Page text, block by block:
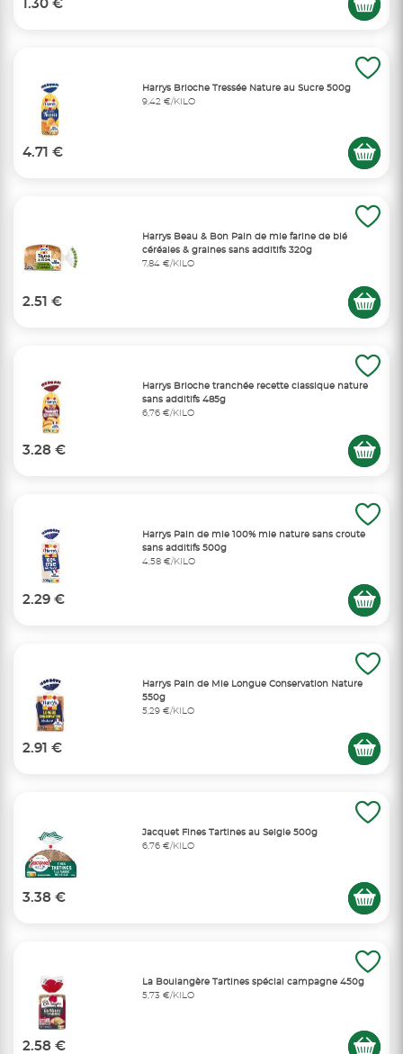
1.30 €
Harrys Brioche Tressée Nature au Sucre 500g
9,42 €/KILO
4.71 €
Harrys Beau & Bon Pain de mie farine de blé
céréales & graines sans additifs 320g
7,84 €/KILO
2.51 €
Harrys Brioche tranchée recette classique nature
sans additifs 485g
6,76 €/KILO
3.28 €
Harrys Pain de mie 100% mie nature sans croute
sans additifs 500g
4,58 €/KILO
2.29 €
Harrys Pain de Mie Longue Conservation Nature
550g
5,29 €/KILO
2.91 €
Jacquet Fines Tartines au Seigle 500g
6,76 €/KILO
3.38 €
La Boulangère Tartines spécial campagne 450g
5,73 €/KILO
2.58 €